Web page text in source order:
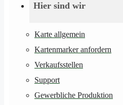
Hier sind wir
Karte allgemein
Kartenmarker anfordern
Verkaufsstellen
Support
Gewerbliche Produktion